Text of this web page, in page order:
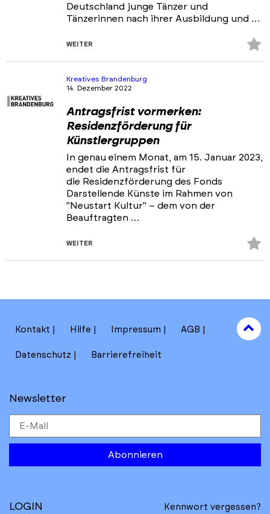
Deutschland junge Tänzer und
Tänzerinnen nach ihrer Ausbildung und …
WEITER
Kreatives Brandenburg
14. Dezember 2022
Antragsfrist vormerken:
Residenzförderung für
Künstlergruppen
In genau einem Monat, am 15. Januar 2023,
endet die Antragsfrist für
die Residenzförderung des Fonds
Darstellende Künste im Rahmen von
"Neustart Kultur" – dem von der
Beauftragten …
WEITER
Kontakt Hilfe Impressum AGB
Datenschutz Barrierefreiheit
Newsletter
Abonnieren
to
top
LOGIN Kennwort vergessen?